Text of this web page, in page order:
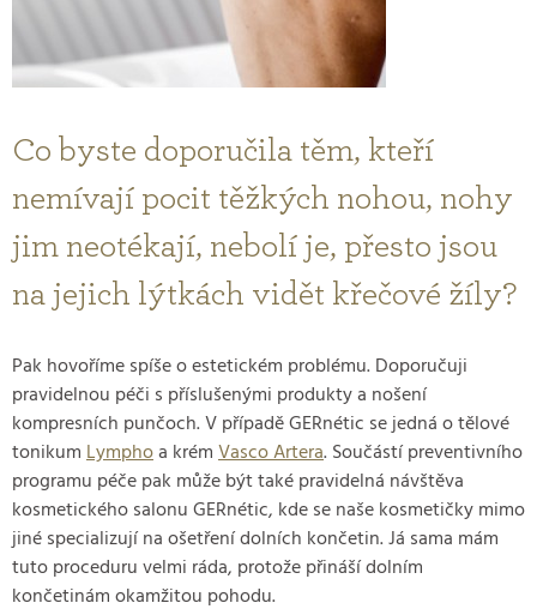
Co byste doporučila těm, kteří
nemívají pocit těžkých nohou, nohy
jim neotékají, nebolí je, přesto jsou
na jejich lýtkách vidět křečové žíly?
Pak hovoříme spíše o estetickém problému. Doporučuji
pravidelnou péči s příslušenými produkty a nošení
kompresních punčoch. V případě GERnétic se jedná o tělové
tonikumLymphoa krémVasco Artera. Součástí preventivního
programu péče pak může být také pravidelná návštěva
kosmetického salonu GERnétic, kde se naše kosmetičky mimo
jiné specializují na ošetření dolních končetin. Já sama mám
tuto proceduru velmi ráda, protože přináší dolním
končetinám okamžitou pohodu.